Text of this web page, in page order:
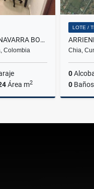
VENTA OFICINA CHICO NAVARRA BOGOTA
Colombia
Área m2
LOTE /
Chia,
0
0 Baños